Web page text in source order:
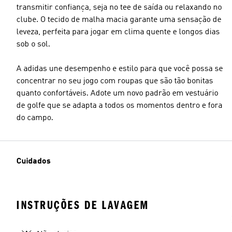
transmitir confiança, seja no tee de saída ou relaxando no
clube. O tecido de malha macia garante uma sensação de
leveza, perfeita para jogar em clima quente e longos dias
sob o sol.
A adidas une desempenho e estilo para que você possa se
concentrar no seu jogo com roupas que são tão bonitas
quanto confortáveis. Adote um novo padrão em vestuário
de golfe que se adapta a todos os momentos dentro e fora
do campo.
Cuidados
INSTRUÇÕES DE LAVAGEM